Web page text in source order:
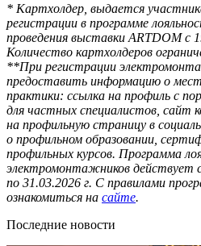
* Картхолдер, выдается
регистрации в программе
проведения выставки ARTDOM с
Количество картхолдеров
**При регистрации
предоставить информацию о
практики: ссылка на профиль с
для частных специалистов, сайт
на профильную страницу в
о профильном образовании,
профильных курсов. Программа
электромонтажников действует
по 31.03.2026 г. С правилами
ознакомиться на сайте.
Последние новости